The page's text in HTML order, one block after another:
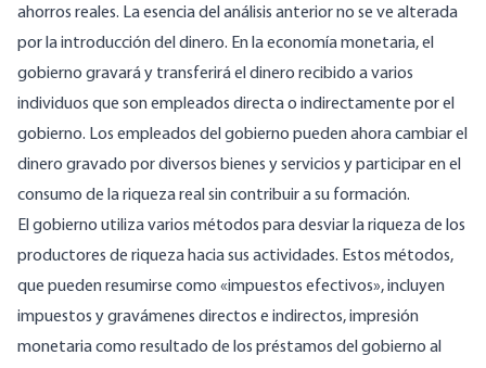
ahorros reales. La esencia del análisis anterior no se ve alterada
por la introducción del dinero. En la economía monetaria, el
gobierno gravará y transferirá el dinero recibido a varios
individuos que son empleados directa o indirectamente por el
gobierno. Los empleados del gobierno pueden ahora cambiar el
dinero gravado por diversos bienes y servicios y participar en el
consumo de la riqueza real sin contribuir a su formación.
El gobierno utiliza varios métodos para desviar la riqueza de los
productores de riqueza hacia sus actividades. Estos métodos,
que pueden resumirse como «impuestos efectivos», incluyen
impuestos y gravámenes directos e indirectos, impresión
monetaria como resultado de los préstamos del gobierno al